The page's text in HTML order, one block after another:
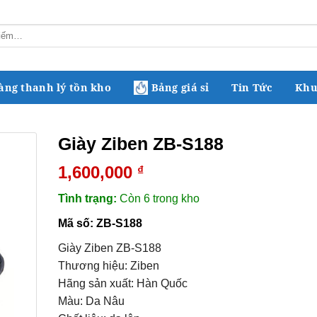
thanh lý tồn kho Bảng giá sỉ Tin Tức
Giày Ziben ZB-S188
1,600,000 ₫
Tình trạng: Còn 6 trong kho
Mã số: ZB-S188
Giày Ziben ZB-S188
Thương hiệu: Ziben
Hãng sản xuất: Hàn Quốc
Màu: Da Nâu